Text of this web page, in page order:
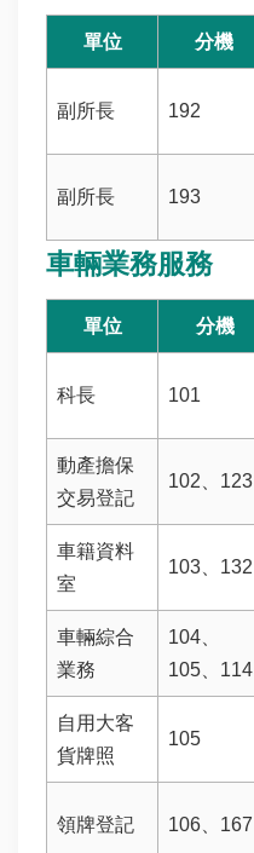
業
屬
單
位
關
於
本
檔
案
應
用
專
區
與
民
互
動
便
民
服
務
單位 分機
副所長 192
副所長 193
車輛業務服務
單位 分機
科長 101
動產擔保
交易登記
102、123
車籍資料
室
103、132
車輛綜合
業務
104、
105、114
自用大客
貨牌照
105
領牌登記 106、167